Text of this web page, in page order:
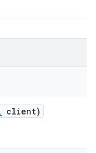
client)